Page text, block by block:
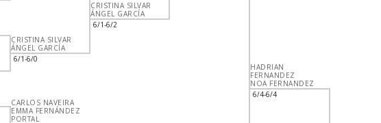
CRISTINA SILVAR
ÁNGEL GARCÍA
6/1-6/0
CARLOS NAVEIRA
EMMA FERNÁNDEZ
PORTAL
CRISTINA SILVAR
ÁNGEL GARCÍA
6/1-6/2
HADRIAN
FERNANDEZ
NOA FERNANDEZ
6/4-6/4